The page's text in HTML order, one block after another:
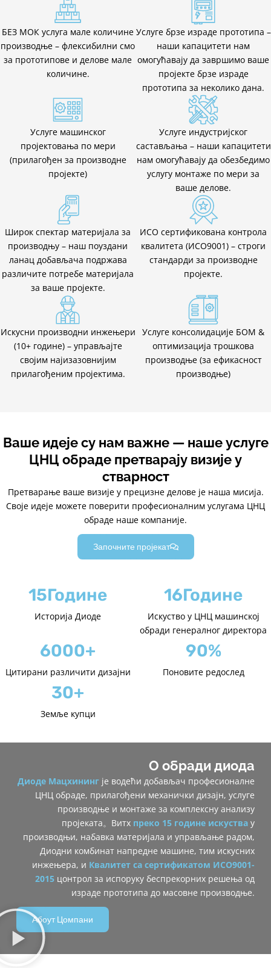
БЕЗ МОК услуга мале количине
производње – флексибилни смо
за прототипове и делове мале
количине.
Услуге брзе израде прототипа –
наши капацитети нам
омогућавају да завршимо ваше
пројекте брзе израде
прототипа за неколико дана.
Услуге машинског
пројектовања по мери
(прилагођен за производне
пројекте)
Услуге индустријског
састављања – наши капацитети
нам омогућавају да обезбедимо
услугу монтаже по мери за
ваше делове.
Широк спектар материјала за
производњу – наш поуздани
ланац добављача подржава
различите потребе материјала
за ваше пројекте.
ИСО сертификована контрола
квалитета (ИСО9001) – строги
стандарди за производне
пројекте.
Искусни производни инжењери
(10+ године) – управљајте
својим најизазовнијим
прилагођеним пројектима.
Услуге консолидације БОМ &
оптимизација трошкова
производње (за ефикасност
производње)
Ваше идеје су нам важне — наше услуге
ЦНЦ обраде претварају визије у
стварност
Претварање ваше визије у прецизне делове је наша мисија.
Своје идеје можете поверити професионалним услугама ЦНЦ
обраде наше компаније.
Започните пројекат
15Године
Историја Диоде
16Године
Искуство у ЦНЦ машинској
обради генералног директора
6000+
Цитирани различити дизајни
90%
Поновите редослед
30+
Земље купци
О обради диода
Диоде Мацхининг је водећи добављач професионалне
ЦНЦ обраде, прилагођени механички дизајн, услуге
производње и монтаже за комплексну анализу
пројеката。Витх преко 15 године искуства у
производњи, набавка материјала и управљање радом,
Диодни комбинат ‌напредне машине‌, тим искусних
инжењера, и Квалитет са сертификатом ИСО9001-
2015 цонтрол‌ за испоруку беспрекорних решења од
израде прототипа до масовне производње.
Абоут Цомпани